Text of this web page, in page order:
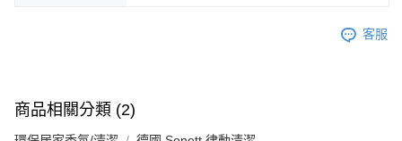
客服
商品相關分類 (2)